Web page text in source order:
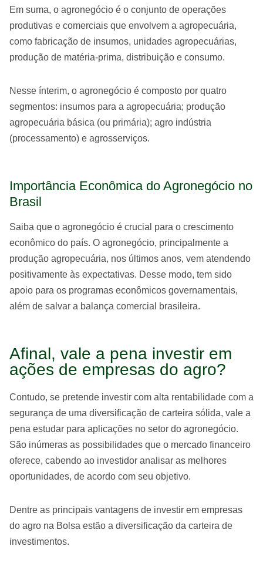
Em suma, o agronegócio é o conjunto de operações
produtivas e comerciais que envolvem a agropecuária,
como fabricação de insumos, unidades agropecuárias,
produção de matéria-prima, distribuição e consumo.
Nesse ínterim, o agronegócio é composto por quatro
segmentos: insumos para a agropecuária; produção
agropecuária básica (ou primária); agro indústria
(processamento) e agrosserviços.
Importância Econômica do Agronegócio no
Brasil
Saiba que o agronegócio é crucial para o crescimento
econômico do país. O agronegócio, principalmente a
produção agropecuária, nos últimos anos, vem atendendo
positivamente às expectativas. Desse modo, tem sido
apoio para os programas econômicos governamentais,
além de salvar a balança comercial brasileira.
Afinal, vale a pena investir em
ações de empresas do agro?
Contudo, se pretende investir com alta rentabilidade com a
segurança de uma diversificação de carteira sólida, vale a
pena estudar para aplicações no setor do agronegócio.
São inúmeras as possibilidades que o mercado financeiro
oferece, cabendo ao investidor analisar as melhores
oportunidades, de acordo com seu objetivo.
Dentre as principais vantagens de investir em empresas
do agro na Bolsa estão a diversificação da carteira de
investimentos.